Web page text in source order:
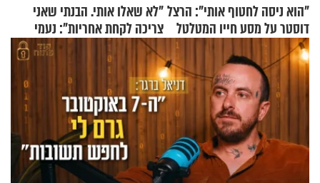
"הוא ניסה לחטוף אותי": הרצל
דוסטר על מסע חייו המטלטל
"לא שאלו אותי. הבנתי שאני
צריכה לקחת אחריות": נעמי
בנט בריאיון אישי